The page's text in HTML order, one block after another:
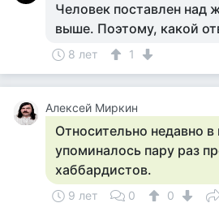
Человек поставлен над
выше. Поэтому, какой
8 лет 1
Алексей Миркин
Относительно недавно в
упоминалось пару раз
хаббардистов.
9 лет 0 0